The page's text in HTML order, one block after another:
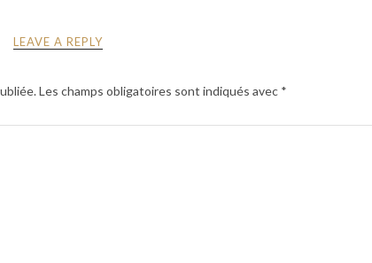
LEAVE A REPLY
Les champs obligatoires sont indiqués avec *